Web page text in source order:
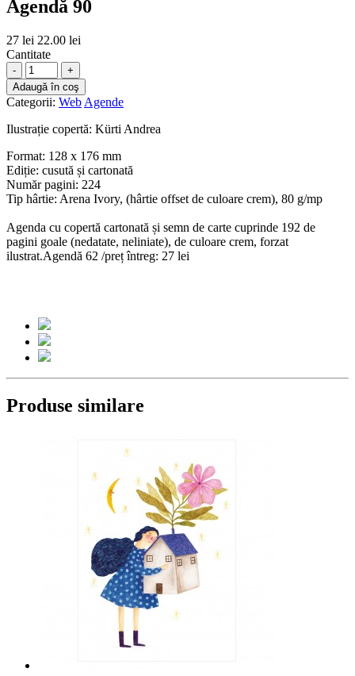
Agendă 90
27 lei 22.00 lei
Cantitate
-
+
Adaugă în coş
Categorii: Web Agende
Ilustrație copertă: Kürti Andrea
Format: 128 x 176 mm
Ediție: cusută și cartonată
Număr pagini: 224
Tip hârtie: Arena Ivory, (hârtie offset de culoare crem), 80 g/mp
Agenda cu copertă cartonată și semn de carte cuprinde 192 de
pagini goale (nedatate, neliniate), de culoare crem, forzat
ilustrat.Agendă 62 /preț întreg: 27 lei
Produse similare